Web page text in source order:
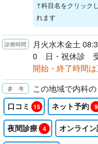
↑科目名をクリック
れます
月火水木金土
0 日・祝休診 受
開始・終了時間
この地域で内科の
口コミ 15 ネット予約 9
夜間診療 4 オンライ